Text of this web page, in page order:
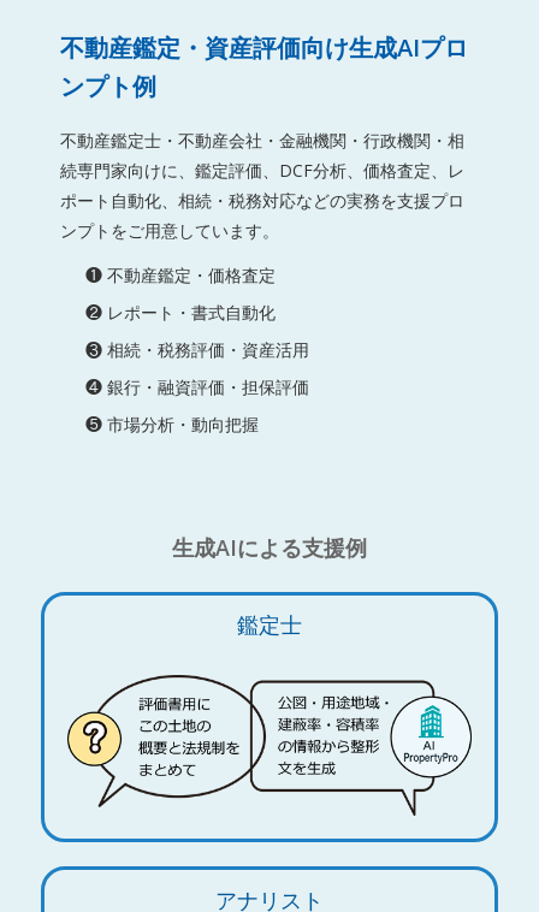
不動産鑑定・資産評価向け生成AIプロ
ンプト例
不動産鑑定士・不動産会社・金融機関・行政機関・相
続専門家向けに、鑑定評価、DCF分析、価格査定、レ
ポート自動化、相続・税務対応などの実務を支援プロ
ンプトをご用意しています。
❶ 不動産鑑定・価格査定
❷ レポート・書式自動化
❸ 相続・税務評価・資産活用
❹ 銀行・融資評価・担保評価
❺ 市場分析・動向把握
生成AIによる支援例
鑑定士
アナリスト